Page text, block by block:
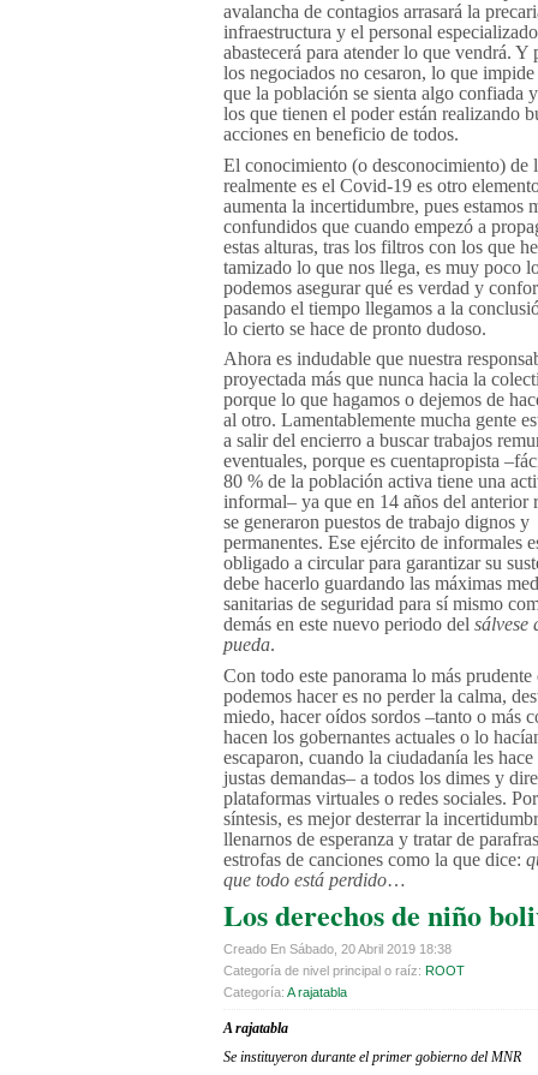
avalancha de contagios arrasará la
infraestructura y el personal
abastecerá para atender lo que vendrá. Y
los negociados no cesaron, lo que impide
que la población se sienta algo confiada
los que tienen el poder están realizando
acciones en beneficio de todos.
El conocimiento (o desconocimiento) de
realmente es el Covid-19 es otro
aumenta la incertidumbre, pues estamos
confundidos que cuando empezó a
estas alturas, tras los filtros con los que
tamizado lo que nos llega, es muy poco
podemos asegurar qué es verdad y
pasando el tiempo llegamos a la
lo cierto se hace de pronto dudoso.
Ahora es indudable que nuestra
proyectada más que nunca hacia la
porque lo que hagamos o dejemos de
al otro. Lamentablemente mucha gente
a salir del encierro a buscar trabajos
eventuales, porque es cuentapropista
80 % de la población activa tiene una
informal– ya que en 14 años del anterior
se generaron puestos de trabajo dignos y
permanentes. Ese ejército de informales
obligado a circular para garantizar su
debe hacerlo guardando las máximas
sanitarias de seguridad para sí mismo
demás en este nuevo periodo del sálvese
pueda.
Con todo este panorama lo más prudente
podemos hacer es no perder la calma,
miedo, hacer oídos sordos –tanto o más
hacen los gobernantes actuales o lo
escaparon, cuando la ciudadanía les
justas demandas– a todos los dimes y
plataformas virtuales o redes sociales.
síntesis, es mejor desterrar la
llenarnos de esperanza y tratar de
estrofas de canciones como la que dice:
que todo está perdido…
Los derechos de niño
Creado En Sábado, 20 Abril 2019 18:38
Categoría de nivel principal o raíz: ROOT
Categoría: A rajatabla
A rajatabla
Se instituyeron durante el primer gobierno del MNR